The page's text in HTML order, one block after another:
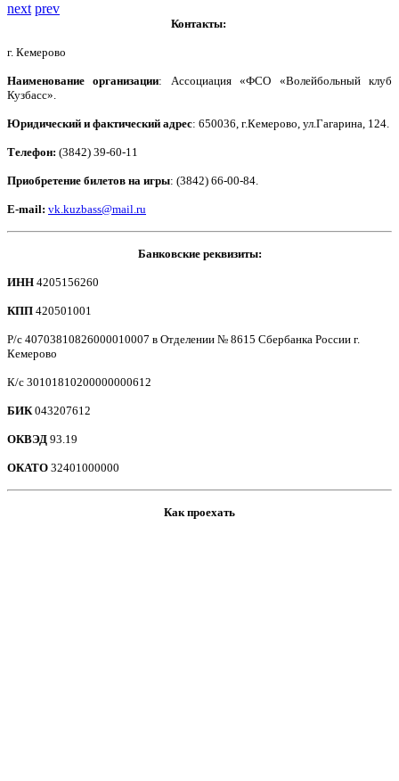
next prev
Контакты:
г. Кемерово
Наименование организации: Ассоциация «ФСО «Волейбольный клуб
Кузбасс».
Юридический и фактический адрес: 650036, г.Кемерово, ул.Гагарина, 124.
Телефон: (3842) 39-60-11
Приобретение билетов на игры: (3842) 66-00-84.
E-mail: vk.kuzbass@mail.ru
Банковские реквизиты:
ИНН 4205156260
КПП 420501001
Р/с 40703810826000010007 в Отделении № 8615 Сбербанка России г.
Кемерово
К/с 30101810200000000612
БИК043207612
ОКВЭД 93.19
ОКАТО 32401000000
Как проехать